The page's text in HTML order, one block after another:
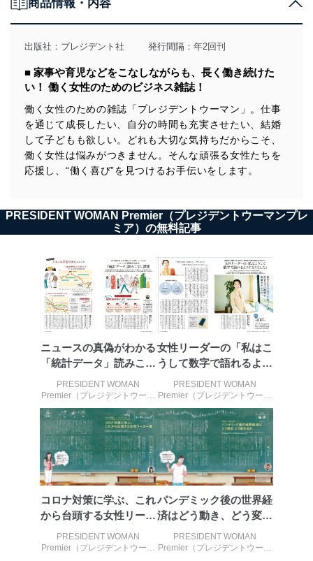
用目的を明確にし、本人の同意を得たうえで利用目的の
達成に必要な範囲内で適法かつ公正な手段によって取
得・利用・提供を行います。また、当社が保有している
個人情報は、同意を得ずに目的外利用、第三者への提
供・開示は行いません。当社においてはこれらの取り組
みを確実にするため、従業者等の教育を徹底してまいり
ます。また、目的外利用を行わないために、適切な管理
措置を講じます。
法令遵守
当社は、個人情報に関連する法令、国が定める指針及び
す。
個人情報の安全管理措置
当社は、個人情報の正確性及び安全性を確保するため
に、下記セキュリティ対策をはじめとする安全対策を実
施し、個人情報の漏えい、滅失またはき損の防止及び是
正に努めます。
アクセス制御
個人データを取り扱うことのできる機器及び当該
機器を取り扱う従業者を明確化し、 個人データへ
の不要なアクセスを防止しています。
アクセス者の識別と認証
機器に標準装備されているユーザー制御機能（ユ
ーザーアカウント制御）により、個人情報データ
ベース等を取り扱う情報システムを使用する従業
者を識別・認証しています。
外部からの不正アクセス等の防止
個人データを取り扱う機器等のオペレーティング
システムを最新の状態に保持しています。
個人データを取り扱う機器等にセキュリティ対策
ソフトウェア等を導入し、自動更新 機能等の活用
により、これを最新状態としています。
商品情報・内容
出版社： プレジデント社 発行間隔：年2回刊
■ 家事や育児などをこなしながらも、長く働き続けた
い！ 働く女性のためのビジネス雑誌！
働く女性のための雑誌「プレジデントウーマン」。仕事
を通じて成長したい、自分の時間も充実させたい、結婚
して子どもも欲しい。どれも大切な気持ちだからこそ、
働く女性は悩みがつきません。そんな頑張る女性たちを
応援し、“働く喜び”を見つけるお手伝いをします。
PRESIDENT WOMAN Premier（プレジデントウーマンプレ
ミア）の無料記事
ニュースの真偽がわかる
「統計データ」読みこな
し講座
PRESIDENT WOMAN
Premier（プレジデントウーマ
ンプレミア） 2021年春号
女性リーダーの「私はこ
うして数字で語れるよう
になりました」
PRESIDENT WOMAN
Premier（プレジデントウーマ
ンプレミア） 2021年春号
コロナ対策に学ぶ、これ
から台頭する女性リーダ
ー
PRESIDENT WOMAN
Premier（プレジデントウーマ
パンデミック後の世界経
済はどう動き、どう変わ
るか
PRESIDENT WOMAN
Premier（プレジデントウーマ